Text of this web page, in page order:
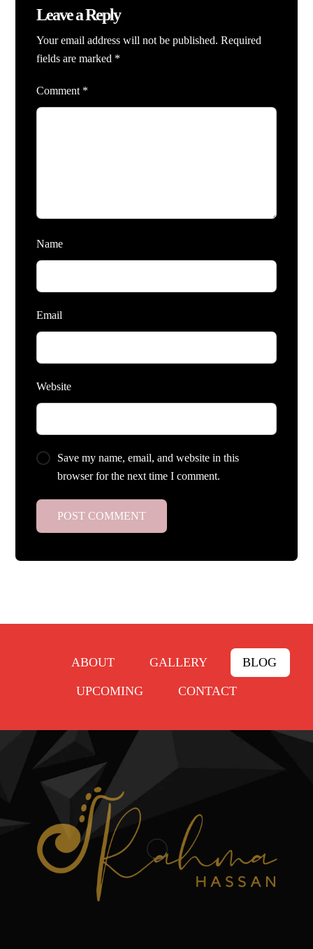
Leave a Reply
Your email address will not be published. Required
fields are marked *
Comment *
Name
Email
Website
Save my name, email, and website in this
browser for the next time I comment.
ABOUT GALLERY BLOG
UPCOMING CONTACT